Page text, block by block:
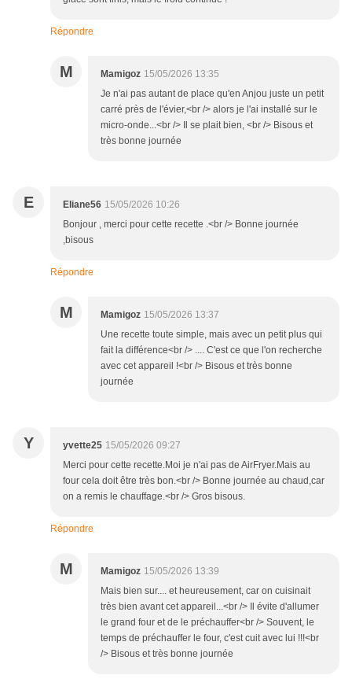
Répondre
M Mamigoz 15/05/2026 13:35
Je n'ai pas autant de place qu'en Anjou juste un petit
carré près de l'évier,<br /> alors je l'ai installé sur le
micro-onde...<br /> Il se plait bien, <br /> Bisous et
très bonne journée
E Eliane56 15/05/2026 10:26
Bonjour , merci pour cette recette .<br /> Bonne journée
,bisous
Répondre
M Mamigoz 15/05/2026 13:37
Une recette toute simple, mais avec un petit plus qui
fait la différence<br /> .... C'est ce que l'on recherche
avec cet appareil !<br /> Bisous et très bonne
journée
Y yvette25 15/05/2026 09:27
Merci pour cette recette.Moi je n'ai pas de AirFryer.Mais au
four cela doit être très bon.<br /> Bonne journée au chaud,car
on a remis le chauffage.<br /> Gros bisous.
Répondre
M Mamigoz 15/05/2026 13:39
Mais bien sur.... et heureusement, car on cuisinait
très bien avant cet appareil...<br /> Il évite d'allumer
le grand four et de le préchauffer<br /> Souvent, le
temps de préchauffer le four, c'est cuit avec lui !!!<br
/> Bisous et très bonne journée